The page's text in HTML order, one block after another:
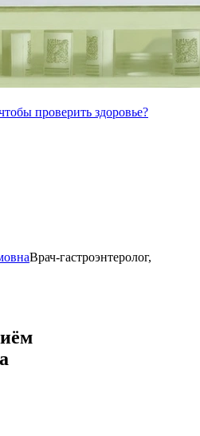
проверить здоровье?
Врач-гастроэнтеролог,